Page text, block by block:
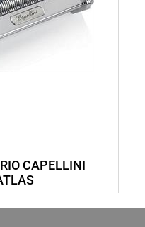
CAPELLINI